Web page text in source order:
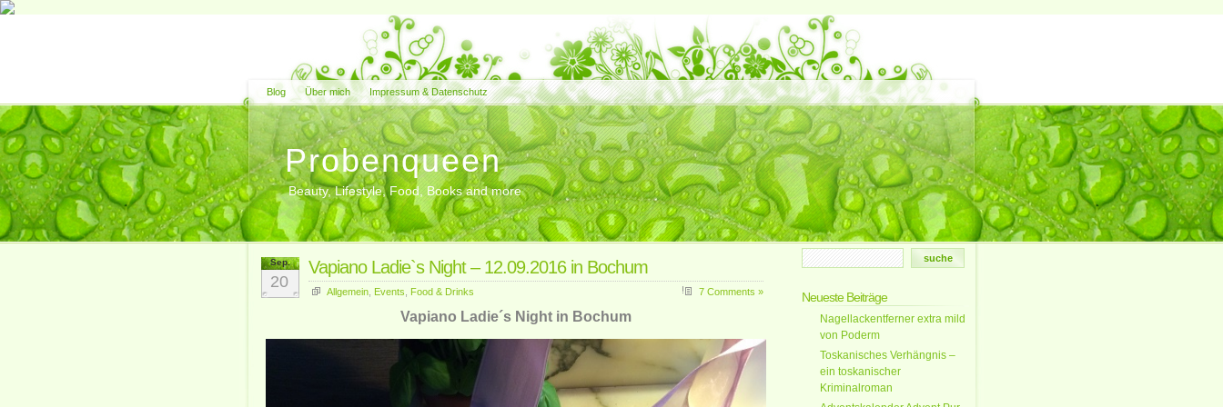
Blog Über mich Impressum & Datenschutz
Probenqueen
Beauty, Lifestyle, Food, Books and more
Sep.
20
Vapiano Ladie`s Night – 12.09.2016 in Bochum
Allgemein Events Food & Drinks 7 Comments »
Vapiano Ladie´s Night in Bochum
Neueste Beiträge
Nagellackentferner extra mild
von Poderm
Toskanisches Verhängnis –
ein toskanischer
Kriminalroman